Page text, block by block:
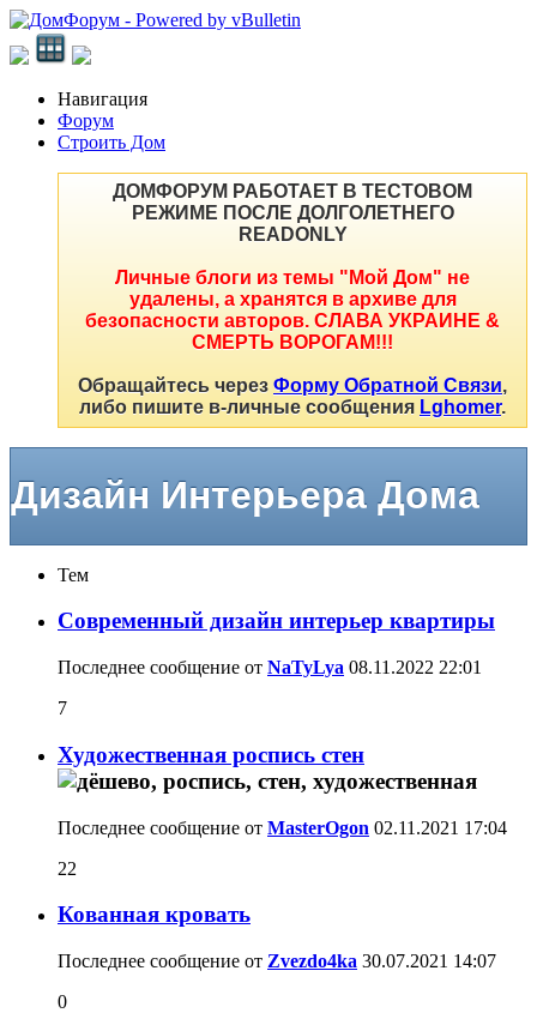
Навигация
Форум
Строить Дом
ДОМФОРУМ РАБОТАЕТ В ТЕСТОВОМ
РЕЖИМЕ ПОСЛЕ ДОЛГОЛЕТНЕГО
READONLY
Личные блоги из темы "Мой Дом" не
удалены, а хранятся в архиве для
безопасности авторов. СЛАВА УКРАИНЕ &
СМЕРТЬ ВОРОГАМ!!!
Обращайтесь через Форму Обратной Связи,
либо пишите в-личные сообщения Lghomer.
Дизайн Интерьера Дома
Тем
Современный дизайн интерьер квартиры
Последнее сообщение от NaTyLya 08.11.2022 22:01
7
Художественная роспись стен
Последнее сообщение от MasterOgon 02.11.2021 17:04
22
Кованная кровать
Последнее сообщение от Zvezdo4ka 30.07.2021 14:07
0